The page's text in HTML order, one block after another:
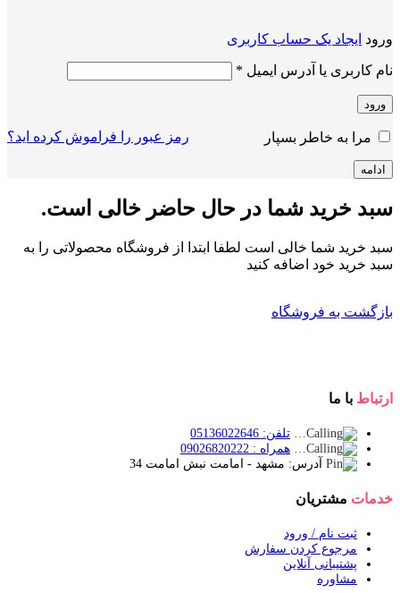
ورود ایجاد یک حساب کاربری
نام کاربری یا آدرس ایمیل *
ورود
رمز عبور را فراموش کرده اید؟ مرا به خاطر بسپار
ادامه
سبد خرید شما در حال حاضر خالی است.
سبد خرید شما خالی است لطفا ابتدا از فروشگاه محصولاتی را به
سبد خرید خود اضافه کنید
بازگشت به فروشگاه
ارتباط با ما
تلفن: 05136022646
همراه : 09026820222
آدرس: مشهد - امامت نبش امامت 34
خدمات مشتریان
ثبت نام / ورود
مرجوع کردن سفارش
پشتیبانی آنلاین
مشاوره